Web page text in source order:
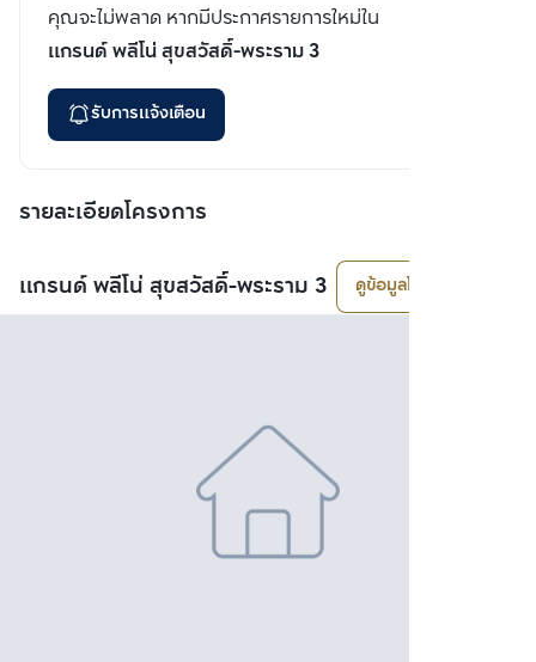
คุณจะไม่พลาด หากมีประกาศรายการใหม่ใน
แกรนด์ พลีโน่ สุขสวัสดิ์-พระราม 3
รับการแจ้งเตือน
รายละเอียดโครงการ
แกรนด์ พลีโน่ สุขสวัสดิ์-พระราม 3 ดูข้อมูลโครงการ